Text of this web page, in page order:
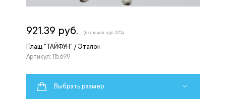
Плащ "ТАЙФУН" / Эталон
Артикул: 115699
921.39 руб. (включая ндс 22%)
Выбрать размер